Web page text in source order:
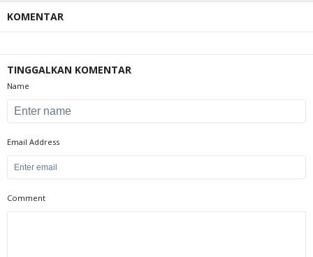
KOMENTAR
TINGGALKAN KOMENTAR
Name
Email Address
Comment